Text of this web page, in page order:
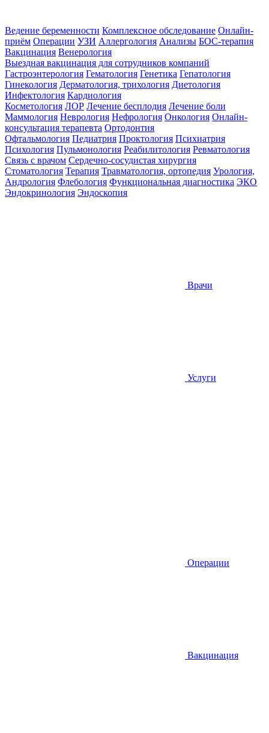
Ведение беременности Комплексное обследование Онлайн-
приём Операции УЗИ Аллергология Анализы БОС-терапия
Вакцинация Венерология
Выездная вакцинация для сотрудников компаний
Гастроэнтерология Гематология Генетика Гепатология
Гинекология Дерматология, трихология Диетология
Инфектология Кардиология
Косметология ЛОР Лечение бесплодия Лечение боли
Маммология Неврология Нефрология Онкология Онлайн-
консультация терапевта Ортодонтия
Офтальмология Педиатрия Проктология Психиатрия
Психология Пульмонология Реабилитология Ревматология
Связь с врачом Сердечно-сосудистая хирургия
Стоматология Терапия Травматология, ортопедия Урология,
Андрология Флебология Функциональная диагностика ЭКО
Эндокринология Эндоскопия
Врачи
Услуги
Операции
Вакцинация